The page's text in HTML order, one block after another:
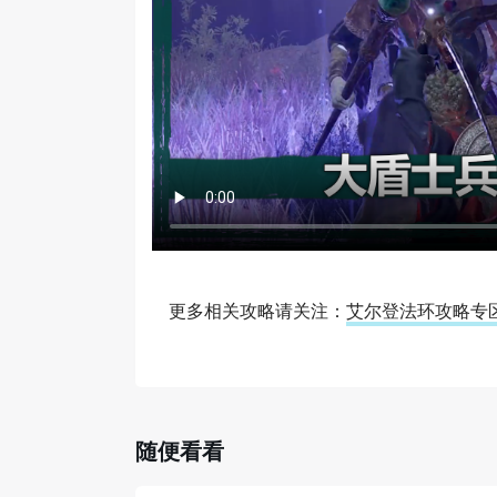
更多相关攻略请关注： 艾尔登法环攻略专
随便看看